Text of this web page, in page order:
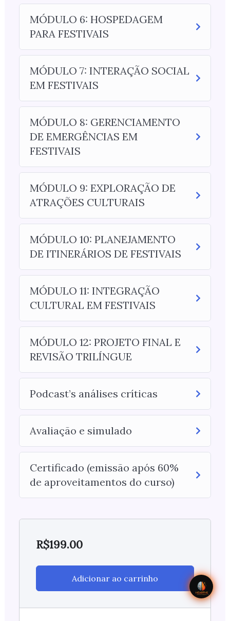
MÓDULO 6: HOSPEDAGEM
PARA FESTIVAIS
MÓDULO 7: INTERAÇÃO SOCIAL
EM FESTIVAIS
MÓDULO 8: GERENCIAMENTO
DE EMERGÊNCIAS EM
FESTIVAIS
MÓDULO 9: EXPLORAÇÃO DE
ATRAÇÕES CULTURAIS
MÓDULO 10: PLANEJAMENTO
DE ITINERÁRIOS DE FESTIVAIS
MÓDULO 11: INTEGRAÇÃO
CULTURAL EM FESTIVAIS
MÓDULO 12: PROJETO FINAL E
REVISÃO TRILÍNGUE
Podcast’s análises críticas
Avaliação e simulado
Certificado (emissão após 60%
de aproveitamentos do curso)
R$199.00
Adicionar ao carrinho